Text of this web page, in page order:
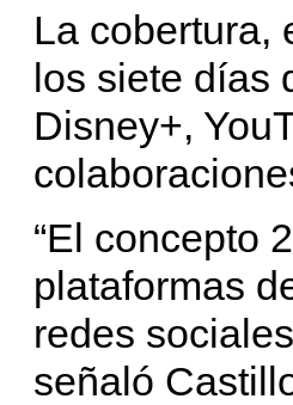
La cobertura,
los siete días
Disney+,
“El concepto
plataformas
redes
señaló